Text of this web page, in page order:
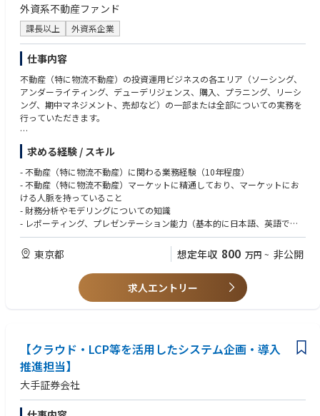
外資系不動産ファンド
課長以上 外資系企業
仕事内容
不動産（特に物流不動産）の投資運用ビジネスの各エリア（ソーシング、
アンダーライティング、デューデリジェンス、購入、プラニング、リーシ
ング、期中マネジメント、売却など）の一部または全部についての実務を
行っていただきます。
- 収益を最適化、資産価値を最大化できる投資戦略の提案と実行
- 予算および報告書等の作成、キャッシュフローの管理、マーケット調査
- 物流不動産の商品企画、リーシング業務（直接営業、仲介会社との連
携）
- 本社および投資家へのレポーティング
- 社内各部署（プロパティマネジメント、開発、ファイナンス部門など）
との調整
求める経験 / スキル
- 不動産（特に物流不動産）に関わる業務経験（10年程度）
- 不動産（特に物流不動産）マーケットに精通しており、マーケットにお
ける人脈を持っていること
- 財務分析やモデリングについての知識
- レポーティング、プレゼンテーション能力（基本的に日本語、英語でで
きれば尚可）
- チームワークを重視することができ、リーダーシップを発揮できること
- コンプライアンスを順守できること
東京都 想定年収 800 万円 ~ 非公開
求人エントリー
【クラウド・LCP等を活用したシステム企画・導入
推進担当】
大手証券会社